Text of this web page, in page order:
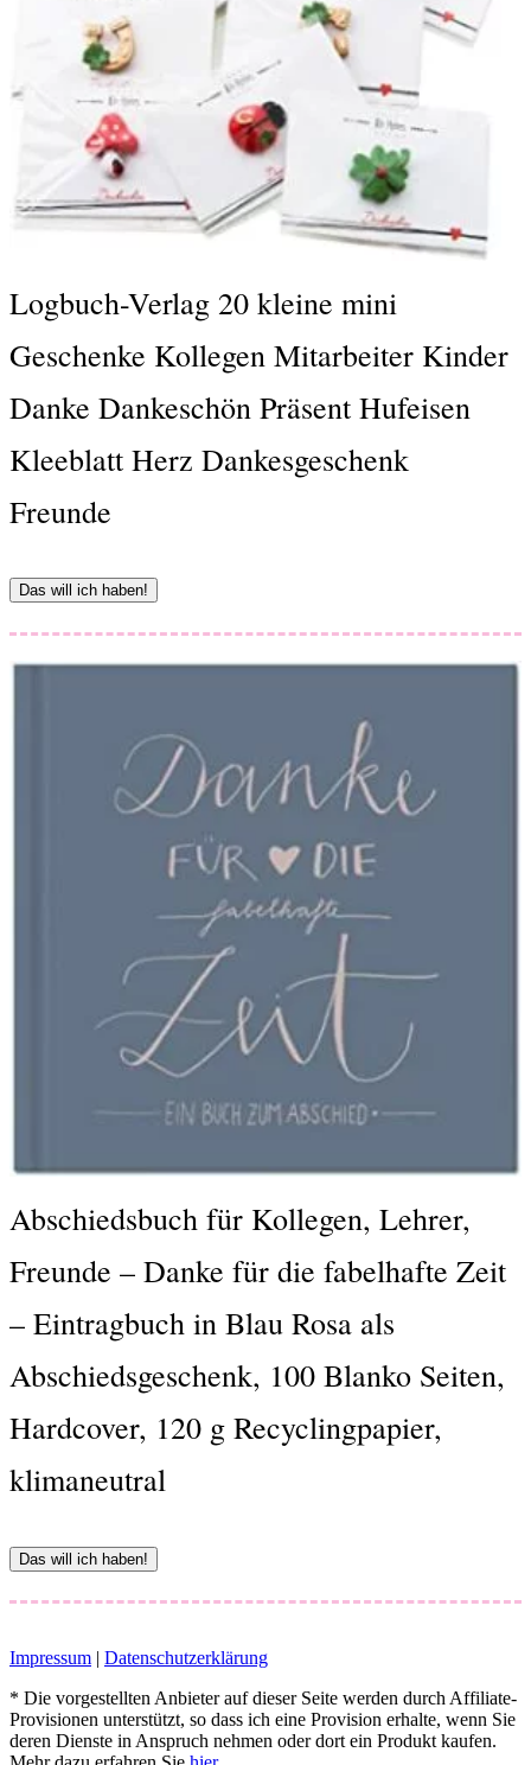
Logbuch-Verlag 20 kleine mini
Geschenke Kollegen Mitarbeiter Kinder
Danke Dankeschön Präsent Hufeisen
Kleeblatt Herz Dankesgeschenk
Freunde
Das will ich haben!
Abschiedsbuch für Kollegen, Lehrer,
Freunde – Danke für die fabelhafte Zeit
– Eintragbuch in Blau Rosa als
Abschiedsgeschenk, 100 Blanko Seiten,
Hardcover, 120 g Recyclingpapier,
klimaneutral
Das will ich haben!
Impressum | Datenschutzerklärung
* Die vorgestellten Anbieter auf dieser Seite werden durch Affiliate-
Provisionen unterstützt, so dass ich eine Provision erhalte, wenn Sie
deren Dienste in Anspruch nehmen oder dort ein Produkt kaufen.